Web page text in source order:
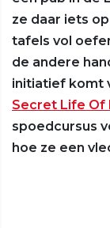
ze daar iets
tafels vol
de andere
initiatief komt
Secret Life Of
spoedcursus
hoe ze een